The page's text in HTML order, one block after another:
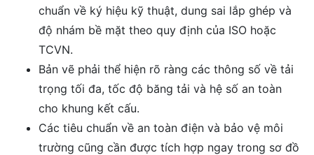
chuẩn về ký hiệu kỹ thuật, dung sai lắp ghép và
độ nhám bề mặt theo quy định của ISO hoặc
TCVN.
Bản vẽ phải thể hiện rõ ràng các thông số về tải
trọng tối đa, tốc độ băng tải và hệ số an toàn
cho khung kết cấu.
Các tiêu chuẩn về an toàn điện và bảo vệ môi
trường cũng cần được tích hợp ngay trong sơ đồ